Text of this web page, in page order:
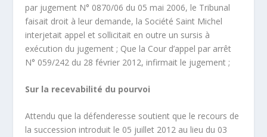
par jugement N° 0870/06 du 05 mai 2006, le Tribunal
faisait droit à leur demande, la Société Saint Michel
interjetait appel et sollicitait en outre un sursis à
exécution du jugement ; Que la Cour d’appel par arrêt
N° 059/242 du 28 février 2012, infirmait le jugement ;
Sur la recevabilité du pourvoi
Attendu que la défenderesse soutient que le recours de
la succession introduit le 05 juillet 2012 au lieu du 03